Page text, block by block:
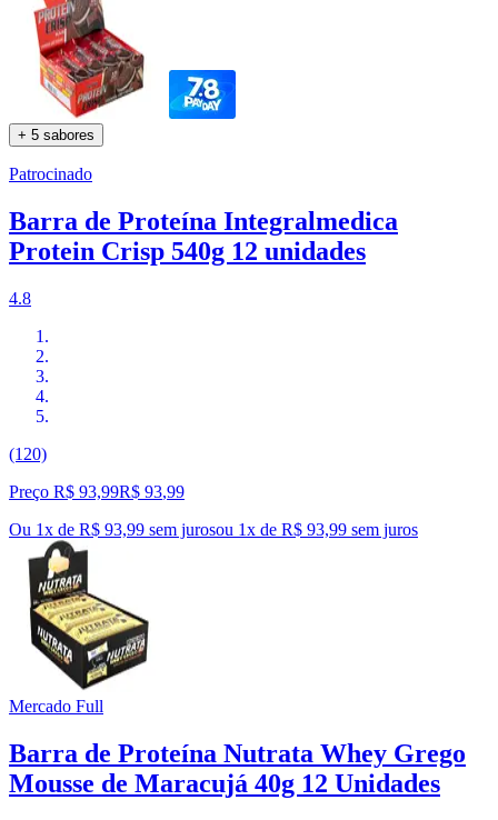
+ 5 sabores
Patrocinado
Barra de Proteína Integralmedica
Protein Crisp 540g 12 unidades
4.8
(120)
Preço R$ 93,99R$ 93,99
Ou 1x de R$ 93,99 sem jurosou 1x de R$ 93,99 sem juros
Mercado Full
Barra de Proteína Nutrata Whey Grego
Mousse de Maracujá 40g 12 Unidades